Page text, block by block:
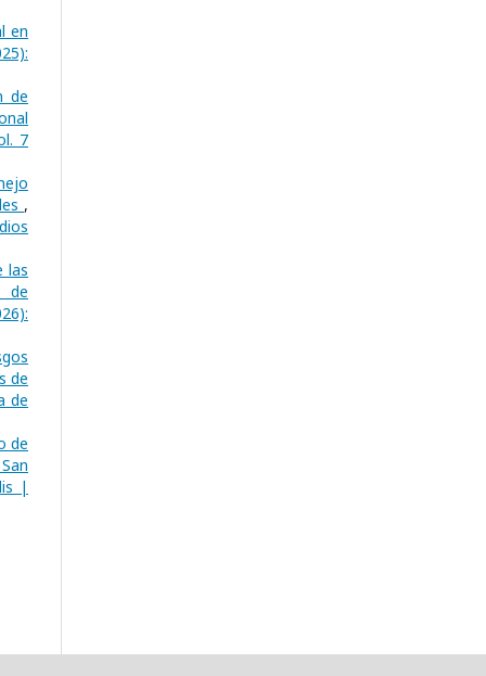
en
de
7
,
las
de
de
de
de
|